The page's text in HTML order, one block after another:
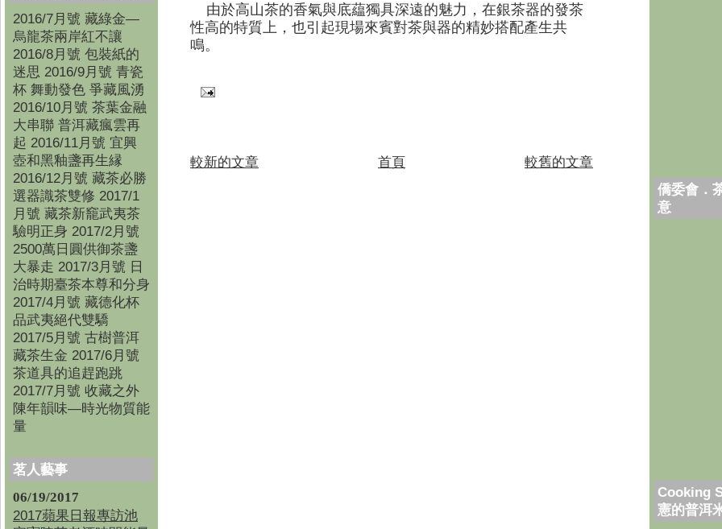
2016/7月號 藏綠金—
烏龍茶兩岸紅不讓
2016/8月號 包裝紙的
迷思 2016/9月號 青瓷
杯 舞動發色 爭藏風湧
2016/10月號 茶葉金融
大串聯 普洱藏瘋雲再
起 2016/11月號 宜興
壺和黑釉盞再生縁
2016/12月號 藏茶必勝
選器識茶雙修 2017/1
月號 藏茶新竉武夷茶
驗明正身 2017/2月號
2500萬日圓供御茶盞
大暴走 2017/3月號 日
治時期臺茶本尊和分身
2017/4月號 藏德化杯
品武夷絕代雙驕
2017/5月號 古樹普洱
藏茶生金 2017/6月號
茶道具的追趕跑跳
2017/7月號 收藏之外
陳年韻味—時光物質能
量
茗人藝事
06/19/2017
2017蘋果日報專訪池
由於高山茶的香氣與底藴獨具深遠的魅力，在銀茶器的發茶
性高的特質上，也引起現場來賓對茶與器的精妙搭配產生共
鳴。
較新的文章 較舊的文章
首頁
僑委會．
意
Cooking
憲的普洱